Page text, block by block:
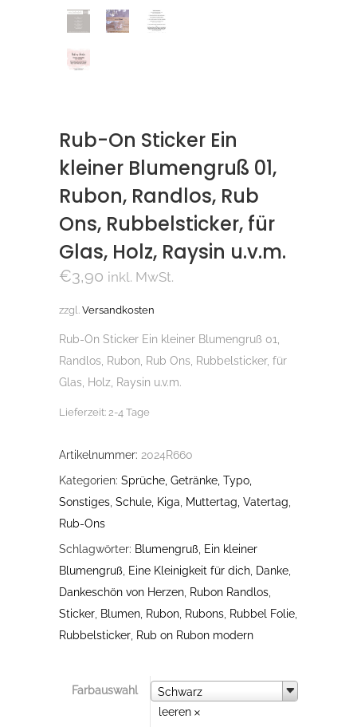
Rub-On Sticker Ein
kleiner Blumengruß 01,
Rubon, Randlos, Rub
Ons, Rubbelsticker, für
Glas, Holz, Raysin u.v.m.
€3,90 inkl. MwSt.
zzgl. Versandkosten
Rub-On Sticker Ein kleiner Blumengruß 01,
Randlos, Rubon, Rub Ons, Rubbelsticker, für
Glas, Holz, Raysin u.v.m.
Lieferzeit: 2-4 Tage
Artikelnummer: 2024R660
Kategorien: Sprüche, Getränke, Typo,
Sonstiges Schule, Kiga Muttertag, Vatertag
Rub-Ons
Schlagwörter: Blumengruß Ein kleiner
Blumengruß Eine Kleinigkeit für dich Danke
Dankeschön von Herzen Rubon Randlos
Sticker Blumen Rubon Rubons Rubbel Folie
Rubbelsticker Rub on Rubon modern
Farbauswahl Schwarz
Farbauswahl
leeren